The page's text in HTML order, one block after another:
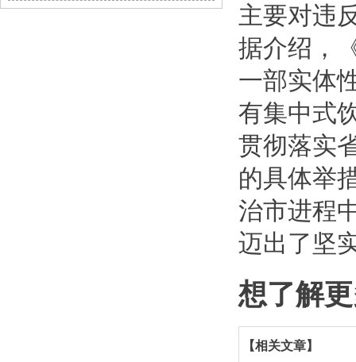
主要对违
据介绍，
一部实体
有集中式
贯彻落实
的具体举
治市进程
迈出了坚
想了解
【相关文章】